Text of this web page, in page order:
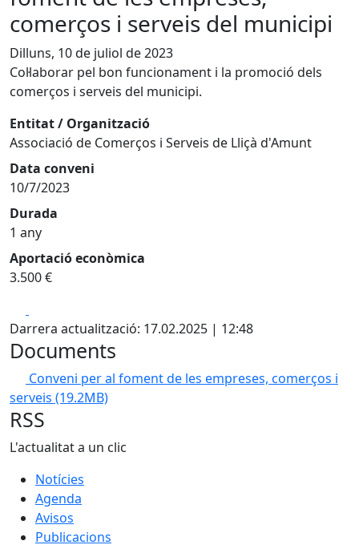
comerços i serveis del municipi
Dilluns, 10 de juliol de 2023
Col·laborar pel bon funcionament i la promoció dels
comerços i serveis del municipi.
Entitat / Organització
Associació de Comerços i Serveis de Lliçà d'Amunt
Data conveni
10/7/2023
Durada
1 any
Aportació econòmica
3.500 €
Darrera actualització: 17.02.2025 | 12:48
Documents
Conveni per al foment de les empreses, comerços i
serveis (19.2MB)
RSS
L'actualitat a un clic
Notícies
Agenda
Avisos
Publicacions